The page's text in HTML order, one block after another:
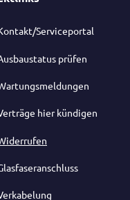
Serviceportal
prüfen
hier kündigen